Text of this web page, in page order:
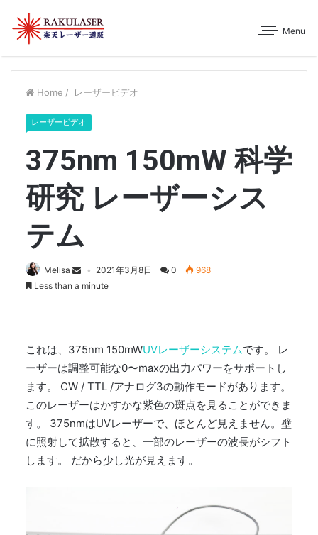
Menu
Home / レーザービデオ
レーザービデオ
375nm 150mW 科学
研究 レーザーシス
テム
Melisa 2021年3月8日 0
968
Less than a minute
これは、375nm 150mWUVレーザーシステムです。 レ
ーザーは調整可能な0〜maxの出力パワーをサポートし
ます。 CW / TTL /アナログ3の動作モードがあります。
このレーザーはかすかな紫色の斑点を見ることができま
す。 375nmはUVレーザーで、ほとんど見えません。壁
に照射して拡散すると、一部のレーザーの波長がシフト
します。 だから少し光が見えます。